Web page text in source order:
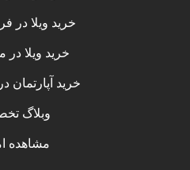
خرید ویلا در
خرید ویلا در
خرید آپارتمان
وبلاگ
مشاهده